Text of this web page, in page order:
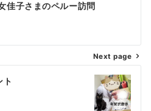
佳子さまのペルー訪問
Next page
ト